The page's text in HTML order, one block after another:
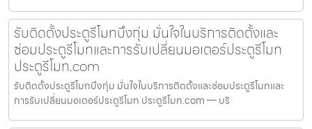
รับติดตั้งประตูรีโมทบึงกุ่ม มั่นใจในบริการติดตั้งและ
ซ่อมประตูรีโมทและการรับเปลี่ยนมอเตอร์ประตูรีโมท
ประตูรีโมท.com
รับติดตั้งประตูรีโมทบึงกุ่ม มั่นใจในบริการติดตั้งและซ่อมประตูรีโมทและ
การรับเปลี่ยนมอเตอร์ประตูรีโมท ประตูรีโมท.com — บริ